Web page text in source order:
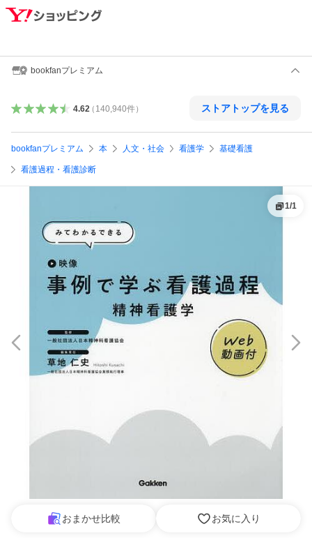
bookfanプレミアム
4.62（ 140,940件） ストアトップを見る
bookfanプレミアム 本 人文・社会 看護学 基礎看護
看護過程・看護診断
1/1
おまかせ比較 お気に入り